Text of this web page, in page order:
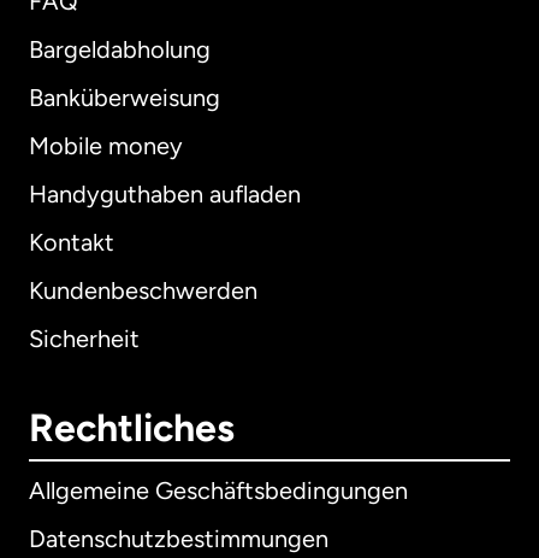
Bargeldabholung
Banküberweisung
Mobile money
Handyguthaben aufladen
Kontakt
Kundenbeschwerden
Sicherheit
Rechtliches
Allgemeine Geschäftsbedingungen
Datenschutzbestimmungen